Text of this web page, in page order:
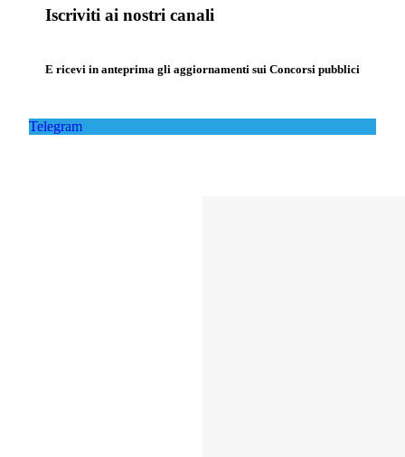
Iscriviti ai nostri canali
E ricevi in anteprima gli aggiornamenti sui Concorsi pubblici
Telegram